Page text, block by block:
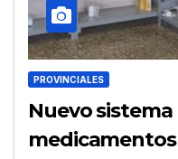
PROVINCIALES
Nuevo